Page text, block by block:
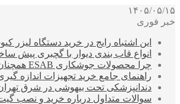
۱۴۰۵/۰۵/۱۵
خبر فوری
این اشتباه رایج در خرید دستگاه لیزر
انواع قاب بندی دیوار با گچبری پیش
چرا محصولات جوشکاری ESAB همچنان انتخاب اول صنایع بزرگ هستند؟
راهنمای جامع خرید تجهیزات اندازه
دندانپزشکی تحت بیهوشی در شرق
سوالات متداول درباره خرید و نصب